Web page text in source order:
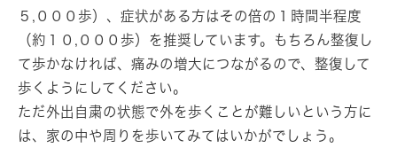
５,０００歩）、症状がある方はその倍の１時間半程度
（約１０,０００歩）を推奨しています。もちろん整復し
て歩かなければ、痛みの増大につながるので、整復して
歩くようにしてください。
ただ外出自粛の状態で外を歩くことが難しいという方に
は、家の中や周りを歩いてみてはいかがでしょう。